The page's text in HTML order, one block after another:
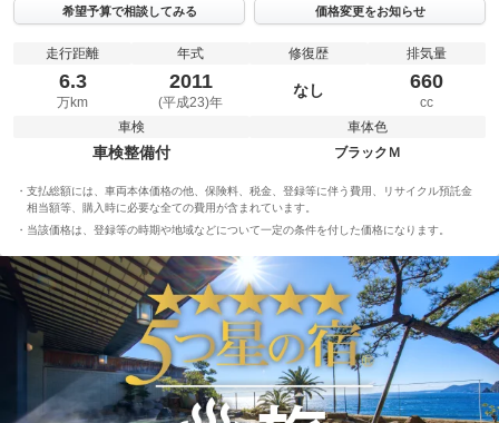
希望予算で相談してみる 価格変更をお知らせ
走行距離
6.3
万km
年式
2011
(平成23)年
修復歴
なし
排気量
660
cc
車検
車検整備付
車体色
ブラックＭ
支払総額には、車両本体価格の他、保険料、税金、登録等に伴う費用、リサイクル預託金
相当額等、購入時に必要な全ての費用が含まれています。
当該価格は、登録等の時期や地域などについて一定の条件を付した価格になります。